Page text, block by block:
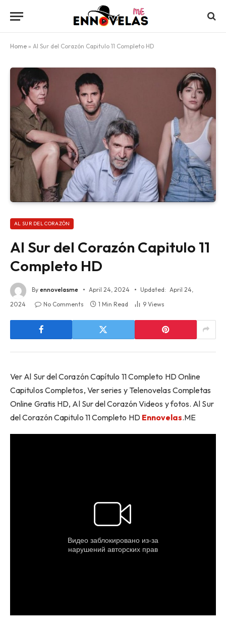
Home » Al Sur del Corazón Capitulo 11 Completo HD
AL SUR DEL CORAZÓN
Al Sur del Corazón Capitulo 11
Completo HD
By ennovelasme April 24, 2024 Updated: April 24,
2024
No Comments 1 Min Read 9 Views
Ver Al Sur del Corazón Capítulo 11 Completo HD Online
Capitulos Completos, Ver series y Telenovelas Completas
Online Gratis HD, Al Sur del Corazón Videos y fotos. Al Sur
del Corazón Capitulo 11 Completo HD Ennovelas.ME